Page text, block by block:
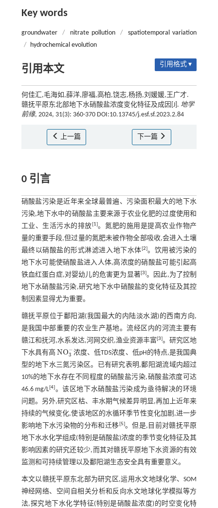
Key words
groundwater / nitrate pollution /
spatiotemporal variation
/
hydrochemical evolution
引用本文 引用格式 ▾
何佳汇,毛海如,薛洋,廖福,高柏,饶志,杨扬,刘媛媛,王广才.
赣抚平原东北部地下水硝酸盐浓度变化特征及成因[J]. 地学
前缘, 2024, 31(3): 360-370 DOI:10.13745/j.esf.sf.2023.2.84
上一篇 下一篇
0 引言
硝酸盐污染是近年来全球最普遍、污染面积最大的地下水
污染,地下水中的硝酸盐主要来源于农业化肥的过度使用和
工业、生活污水的排放[1]。氮肥的施用是提高农业作物产
量的重要手段,但过量的氮肥未被作物全部吸收,会进入土壤
最终以硝酸盐的形式淋滤进入地下水体[2]。饮用被污染的
地下水可能使硝酸盐进入人体,高浓度的硝酸盐可能引起高
铁血红蛋白症,对婴幼儿的危害更为显著[3]。因此,为了控制
地下水硝酸盐污染,研究地下水中硝酸盐的变化特征及其控
制因素显得尤为重要。
赣抚平原位于鄱阳湖(我国最大的内陆淡水湖)的西南方向,
是我国中部重要的农业生产基地。流经区内的河流主要有
赣江和抚河,水系发达,河网交织,渔业资源丰富[3]。研究区地
下水具有高 NO−
3
NO3- 浓度、低TDS浓度、低pH的特点,是我国典
型的地下水三氮污染区。已有研究表明,鄱阳湖流域内超过
10%的地下水存在不同程度的硝酸盐污染,硝酸盐浓度可达
46.6 mg/L[4]。该区地下水硝酸盐污染成为亟待解决的环境
问题。另外,研究区枯、丰水期气候差异明显,再加上近年来
持续的气候变化,使该地区的水循环季节性变化加剧,进一步
影响地下水污染物的分布和迁移[5]。但是,目前对赣抚平原
地下水水化学组成(特别是硝酸盐)浓度的季节变化特征及其
影响因素的研究还较少,而其对赣抚平原地下水资源的有效
监测和可持续管理以及鄱阳湖生态安全具有重要意义。
本文以赣抚平原东北部为研究区,运用水文地球化学、SOM
神经网络、空间自相关分析和反向水文地球化学模拟等方
法,探究地下水化学特征(特别是硝酸盐浓度)的时空变化特